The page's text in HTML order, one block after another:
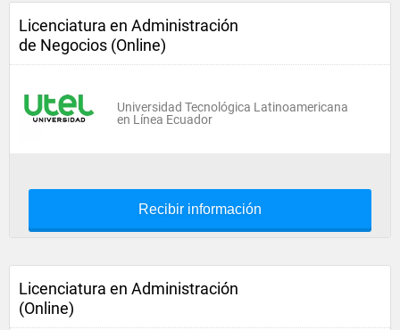
Licenciatura en Administración
de Negocios (Online)
Universidad Tecnológica Latinoamericana
en Línea Ecuador
Recibir información
Licenciatura en Administración
(Online)